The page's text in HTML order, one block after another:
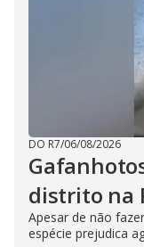
DO R7/06/08/2026
distrito na
Apesar de não
espécie prejudica